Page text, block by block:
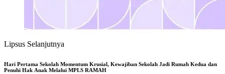
Lipsus Selanjutnya
Hari Pertama Sekolah Momentum Krusial, Kewajiban Sekolah Jadi Rumah Kedua dan
Penuhi Hak Anak Melalui MPLS RAMAH